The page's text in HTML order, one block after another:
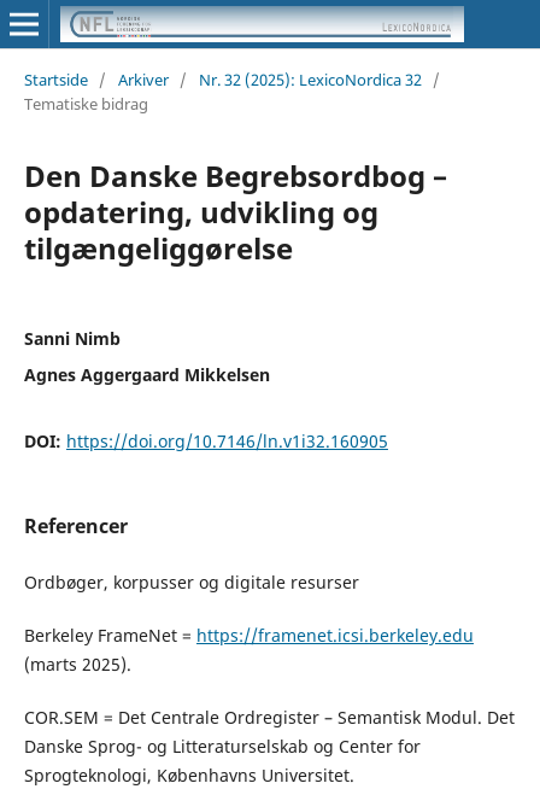
Startside / Arkiver / Nr. 32 (2025): LexicoNordica 32 /
Tematiske bidrag
Den Danske Begrebsordbog –
opdatering, udvikling og
tilgængeliggørelse
Sanni Nimb
Agnes Aggergaard Mikkelsen
DOI: https://doi.org/10.7146/ln.v1i32.160905
Referencer
Ordbøger, korpusser og digitale resurser
Berkeley FrameNet = https://framenet.icsi.berkeley.edu
(marts 2025).
COR.SEM = Det Centrale Ordregister – Semantisk Modul. Det
Danske Sprog- og Litteraturselskab og Center for
Sprogteknologi, Københavns Universitet.